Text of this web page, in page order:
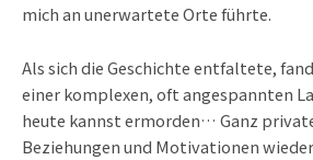
mich an unerwartete Orte führte.
Als sich die Geschichte entfaltete,
einer komplexen, oft angespannten
heute kannst ermorden… Ganz
Beziehungen und Motivationen